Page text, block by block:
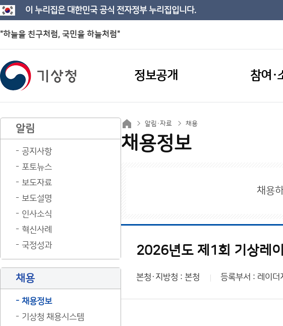
이 누리집은 대한민국 공식 전자정부 누리집입니다.
"하늘을 친구처럼, 국민을 하늘처럼"
정보공개 참여·
알림
공지사항
포토뉴스
보도자료
보도설명
인사소식
혁신사례
국정성과
채용
채용정보
기상청 채용시스템
알림·자료 채용
채용정보
채용
본청·지방청 : 본청 등록부서 : 레이더